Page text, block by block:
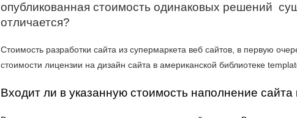
опубликованная стоимость одинаковых решений
отличается?
Стоимость разработки сайта из супермаркета веб сайтов, в первую
стоимости лицензии на дизайн сайта в американской библиотеке
Входит ли в указанную стоимость наполнение